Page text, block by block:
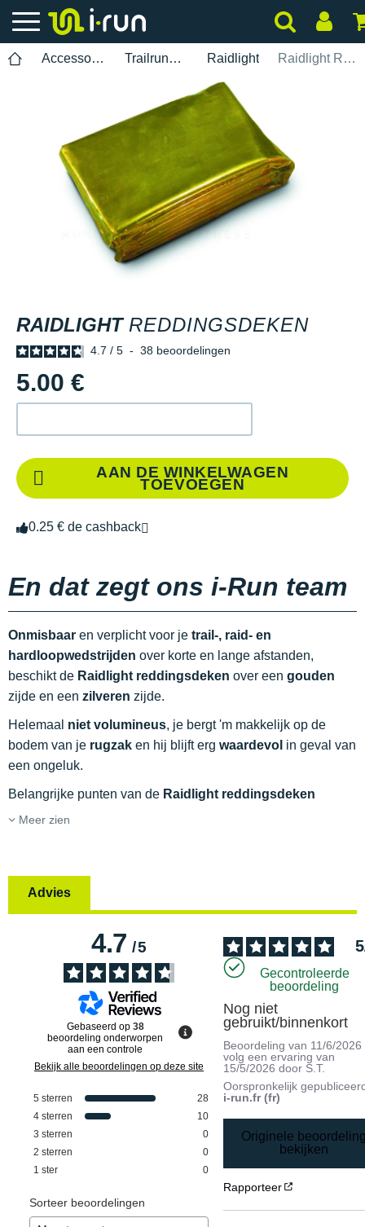
Accessoires Trailrunning Raidlight Raidlight Reddingsdeken
RAIDLIGHT REDDINGSDEKEN
4.7 / 5 - 38 beoordelingen
5.00 €
AAN DE WINKELWAGEN
TOEVOEGEN
0.25 € de cashback
En dat zegt ons i-Run team
Onmisbaar en verplicht voor je trail-, raid- en
hardloopwedstrijden over korte en lange afstanden,
beschikt de Raidlight reddingsdeken over een gouden
zijde en een zilveren zijde.
Helemaal niet volumineus, je bergt 'm makkelijk op de
bodem van je rugzak en hij blijft erg waardevol in geval van
een ongeluk.
Belangrijke punten van de Raidlight reddingsdeken
Meer zien
Advies
4.7/5
Gebaseerd op 38
beoordeling onderworpen
aan een controle
Bekijk alle beoordelingen op deze site
5 sterren
28
4 sterren
10
3 sterren
0
2 sterren
0
1 ster 0
Sorteer beoordelingen
5
Gecontroleerde
beoordeling
Nog niet
gebruikt/binnenkort
Beoordeling van 11/6/2026
volg een ervaring van
15/5/2026 door S.T.
Oorspronkelijk
i-run.fr (fr)
Originele
bekijken
Rapporteer